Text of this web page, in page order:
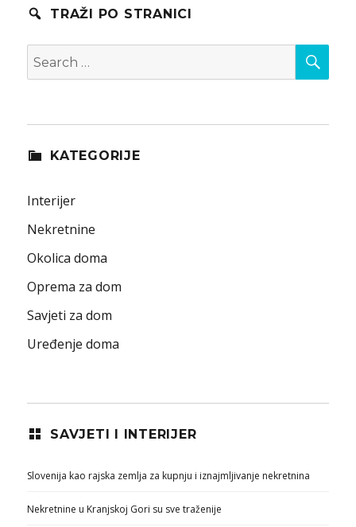
TRAŽI PO STRANICI
Search
for:
KATEGORIJE
Interijer
Nekretnine
Okolica doma
Oprema za dom
Savjeti za dom
Uređenje doma
SAVJETI I INTERIJER
Slovenija kao rajska zemlja za kupnju i iznajmljivanje nekretnina
Nekretnine u Kranjskoj Gori su sve traženije